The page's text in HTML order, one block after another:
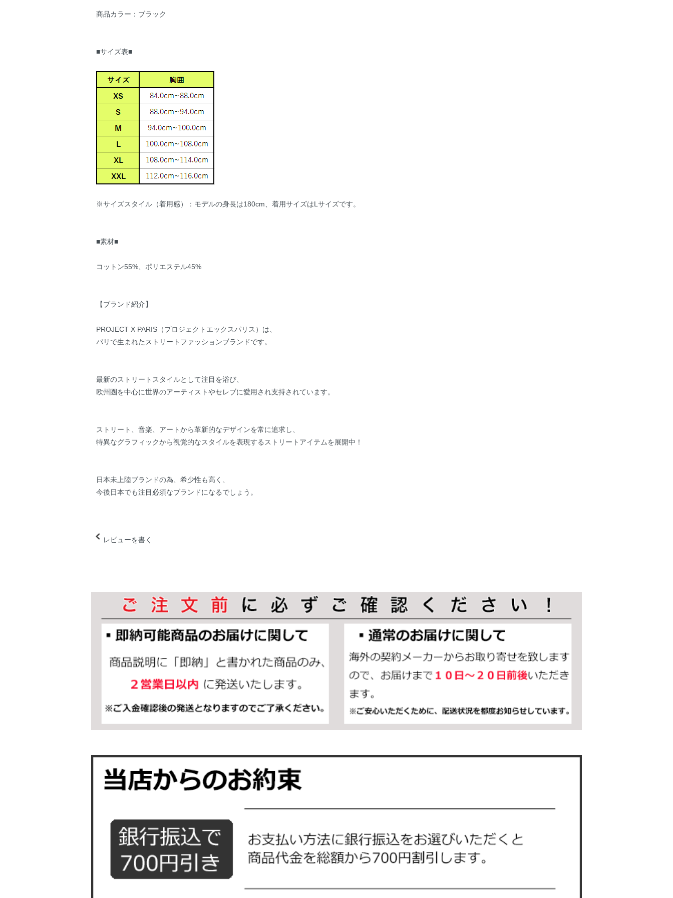
商品カラー：ブラック
■サイズ表■
※サイズスタイル（着用感）：モデルの身長は180cm、着用サイズはLサイズです。
■素材■
コットン55%、ポリエステル45%
【ブランド紹介】
PROJECT X PARIS（プロジェクトエックスパリス）は、
パリで生まれたストリートファッションブランドです。
最新のストリートスタイルとして注目を浴び、
欧州圏を中心に世界のアーティストやセレブに愛用され支持されています。
ストリート、音楽、アートから革新的なデザインを常に追求し、
特異なグラフィックから視覚的なスタイルを表現するストリートアイテムを展開中！
日本未上陸ブランドの為、希少性も高く、
今後日本でも注目必須なブランドになるでしょう。
レビューを書く